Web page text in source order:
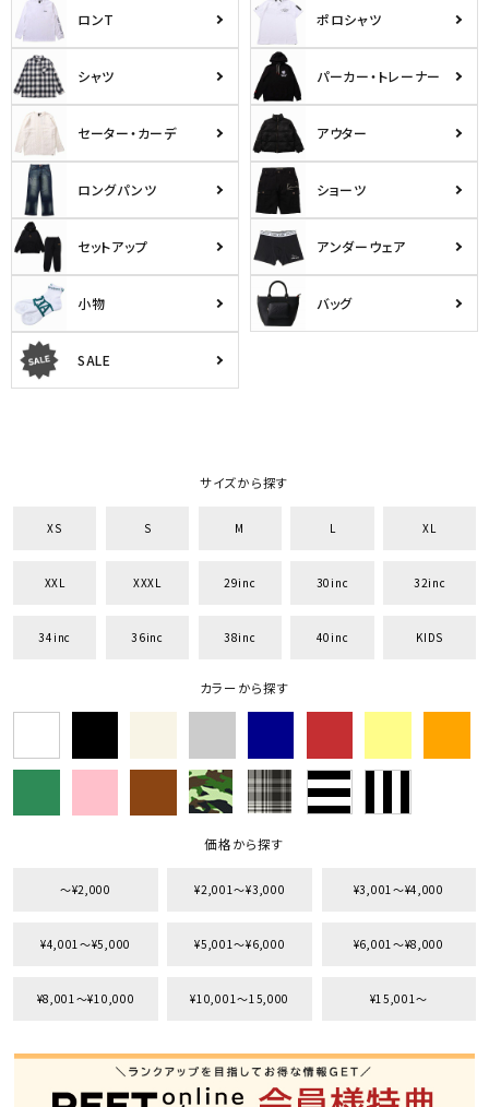
キーワードから探す
円 ～
ロンT ポロシャツ
シャツ パーカー・トレーナー
セーター・カーデ アウター
ロングパンツ ショーツ
セットアップ アンダーウェア
小物 バッグ
SALE
サイズから探す
XS S M L XL
XXL XXXL 29inc 30inc 32inc
34inc 36inc 38inc 40inc KIDS
カラーから探す
価格から探す
〜¥2,000 ¥2,001〜¥3,000 ¥3,001〜¥4,000
¥4,001〜¥5,000 ¥5,001〜¥6,000 ¥6,001〜¥8,000
¥8,001〜¥10,000 ¥10,001〜15,000 ¥15,001〜